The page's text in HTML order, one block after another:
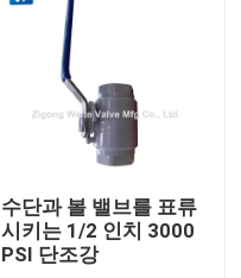
수단과 볼 밸브를 표류
시키는 1/2 인치 3000
PSI 단조강